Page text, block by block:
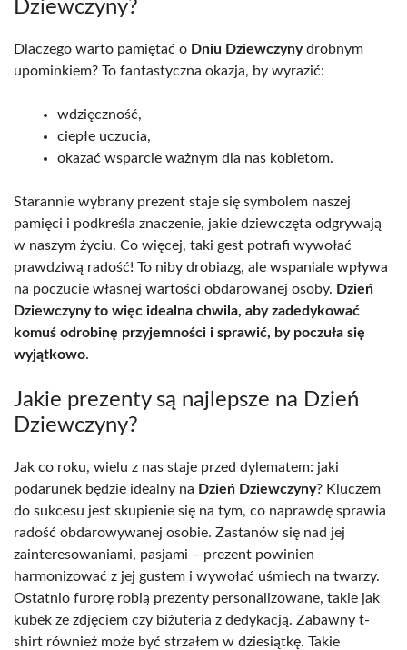
Dziewczyny?
Dlaczego warto pamiętać o Dniu Dziewczynydrobnym
upominkiem? To fantastyczna okazja, by wyrazić:
wdzięczność,
ciepłe uczucia,
okazać wsparcie ważnym dla nas kobietom.
Starannie wybrany prezent staje się symbolem naszej
pamięci i podkreśla znaczenie, jakie dziewczęta odgrywają
w naszym życiu. Co więcej, taki gest potrafi wywołać
prawdziwą radość! To niby drobiazg, ale wspaniale wpływa
na poczucie własnej wartości obdarowanej osoby. Dzień
Dziewczyny to więc idealna chwila, aby zadedykować
komuś odrobinę przyjemności i sprawić, by poczuła się
wyjątkowo.
Jakie prezenty są najlepsze na Dzień
Dziewczyny?
Jak co roku, wielu z nas staje przed dylematem: jaki
podarunek będzie idealny na Dzień Dziewczyny? Kluczem
do sukcesu jest skupienie się na tym, co naprawdę sprawia
radość obdarowywanej osobie. Zastanów się nad jej
zainteresowaniami, pasjami – prezent powinien
harmonizować z jej gustem i wywołać uśmiech na twarzy.
Ostatnio furorę robią prezenty personalizowane, takie jak
kubek ze zdjęciem czy biżuteria z dedykacją. Zabawny t-
shirt również może być strzałem w dziesiątkę. Takie